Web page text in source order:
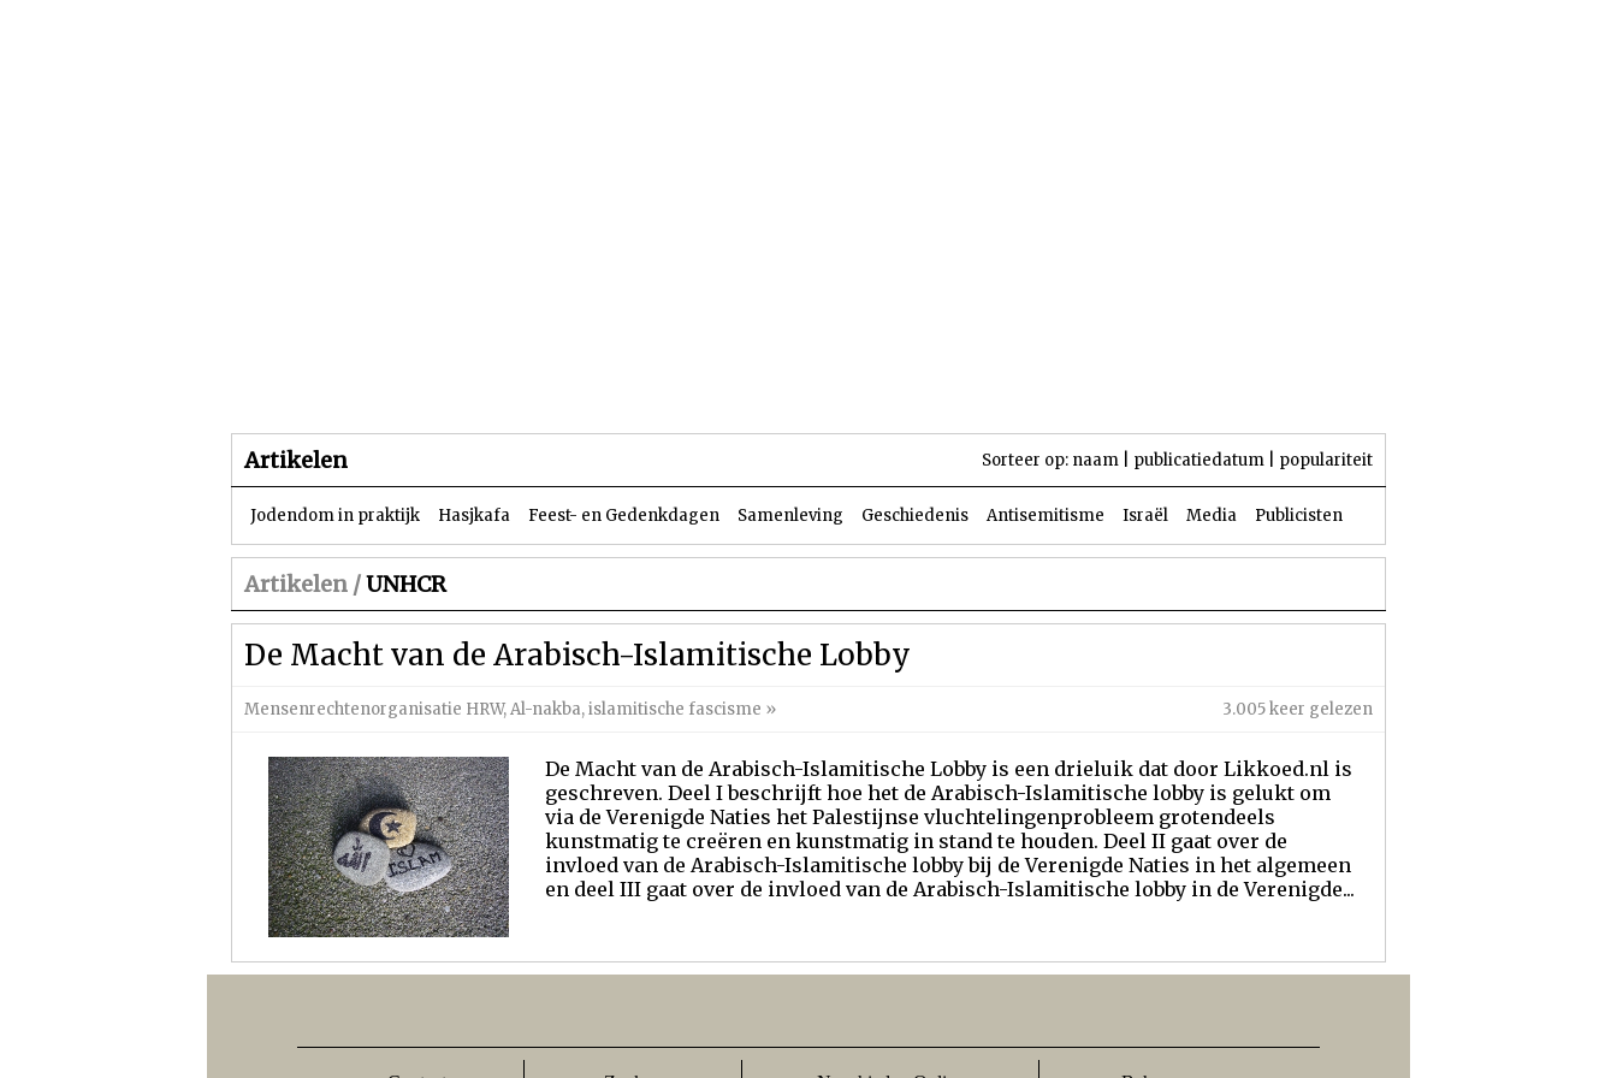
Artikelen Sorteer op: naam publicatiedatum populariteit
Jodendom in praktijk Hasjkafa Feest- en Gedenkdagen Samenleving Geschiedenis Antisemitisme Israël Media Publicisten
Artikelen /UNHCR
De Macht van de Arabisch-Islamitische Lobby
Mensenrechtenorganisatie HRW,Al-nakba,islamitische fascisme » 3.005 keer gelezen
De Macht van de Arabisch-Islamitische Lobby is een drieluik dat door Likkoed.nl is
geschreven. Deel I beschrijft hoe het de Arabisch-Islamitische lobby is gelukt om
via de Verenigde Naties het Palestijnse vluchtelingenprobleem grotendeels
kunstmatig te creëren en kunstmatig in stand te houden. Deel II gaat over de
invloed van de Arabisch-Islamitische lobby bij de Verenigde Naties in het algemeen
en deel III gaat over de invloed van de Arabisch-Islamitische lobby in de Verenigde...